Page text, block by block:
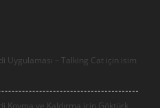
Uygulaması – Talking Cat için isim